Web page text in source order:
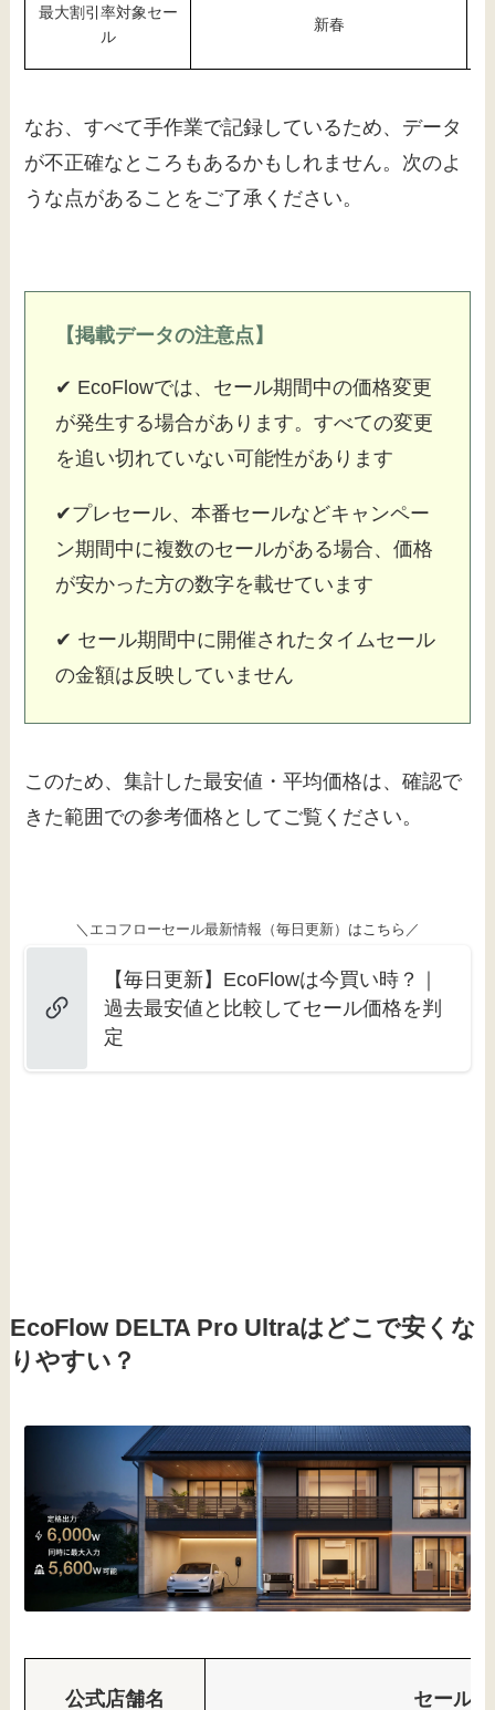
最大割引率対象セー
ル
新春
なお、すべて手作業で記録しているため、データ
が不正確なところもあるかもしれません。次のよ
うな点があることをご了承ください。
【掲載データの注意点】
✔ EcoFlowでは、セール期間中の価格変更
が発生する場合があります。すべての変更
を追い切れていない可能性があります
✔プレセール、本番セールなどキャンペー
ン期間中に複数のセールがある場合、価格
が安かった方の数字を載せています
✔ セール期間中に開催されたタイムセール
の金額は反映していません
このため、集計した最安値・平均価格は、確認で
きた範囲での参考価格としてご覧ください。
＼エコフローセール最新情報（毎日更新） はこちら ／
【毎日更新】EcoFlowは今買い時？｜
過去最安値と比較してセール価格を判
定
EcoFlow DELTA Pro Ultraはどこで安くな
りやすい？
公式店舗名 セール